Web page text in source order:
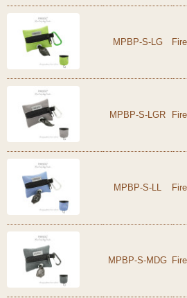
MPBP-S-LG
MPBP-S-LGR
MPBP-S-LL
MPBP-S-MDG